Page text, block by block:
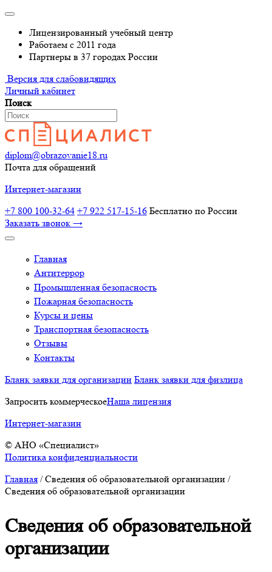
Лицензированный учебный центр
Работаем с 2011 года
Партнеры в 37 городах России
Версия для слабовидящих
Личный кабинет
Поиск
diplom@obrazovanie18.ru
Почта для обращений
Интернет-магазин
+7 800 100-32-64 +7 922 517-15-16 Бесплатно по России
Заказать звонок →
Главная
Антитеррор
Промышленная безопасность
Пожарная безопасность
Курсы и цены
Транспортная безопасность
Отзывы
Контакты
Бланк заявки для организации Бланк заявки для физлица
Запросить коммерческоеНаша лицензия
Интернет-магазин
© АНО «Специалист»
Политика конфиденциальности
Главная /Сведения об образовательной организации /
Сведения об образовательной организации
Сведения об образовательной
организации